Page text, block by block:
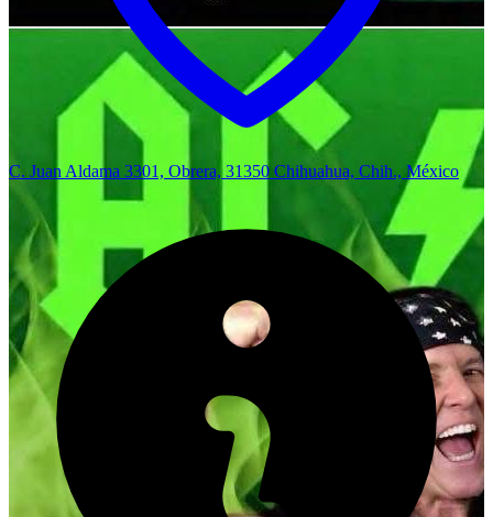
C. Juan Aldama 3301, Obrera, 31350 Chihuahua, Chih., México